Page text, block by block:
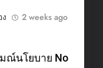
2 weeks ago
ณ์นโยบาย No